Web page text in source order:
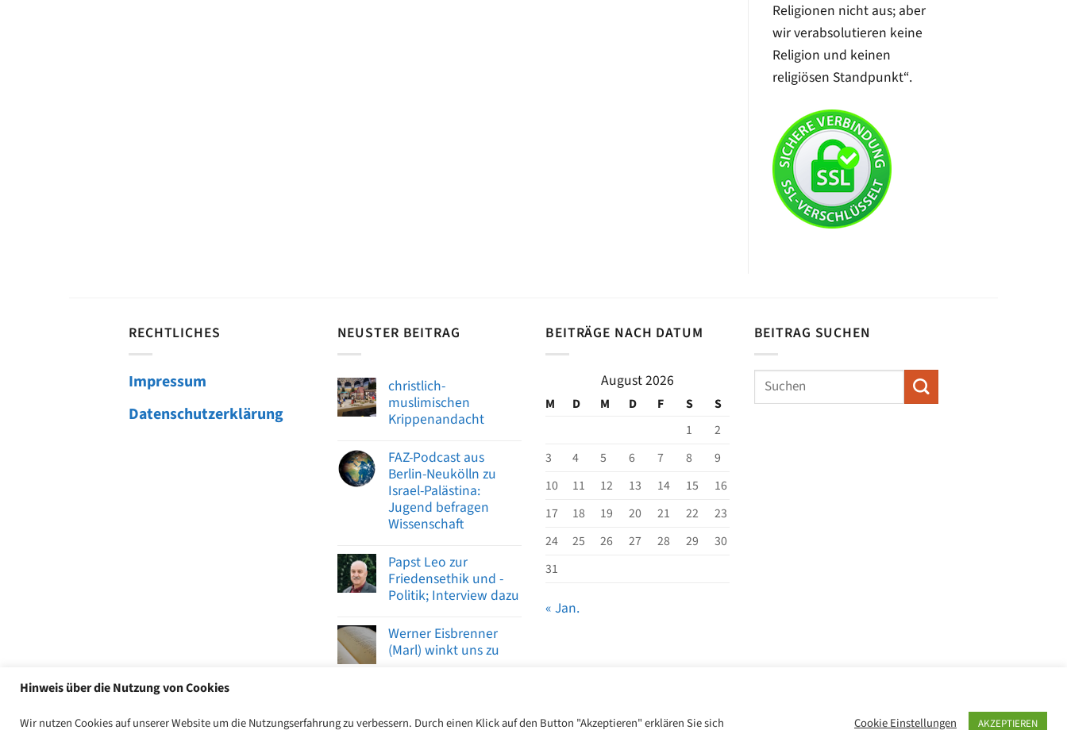
Religionen nicht aus; aber
wir verabsolutieren keine
Religion und keinen
religiösen Standpunkt“.
RECHTLICHES
Impressum
Datenschutzerklärung
NEUSTER BEITRAG
christlich-
muslimischen
Krippenandacht
FAZ-Podcast aus
Berlin-Neukölln zu
Israel-Palästina:
Jugend befragen
Wissenschaft
Papst Leo zur
Friedensethik und -
Politik; Interview dazu
Werner Eisbrenner
(Marl) winkt uns zu
BEITRÄGE NACH DATUM
August 2026
M D M D F S
S
1
2
3
4 5 6 7 8
9
10
11 12 13 14 15
16
17
18 19 20 21 22
23
24
25 26 27 28 29
30
31
« Jan.
BEITRAG SUCHEN
Hinweis über die Nutzung von Cookies
Wir nutzen Cookies auf unserer Website um die Nutzungserfahrung zu verbessern. Durch einen Klick auf den Button "Akzeptieren" erklären Sie sich
Cookie Einstellungen AKZEPTIEREN